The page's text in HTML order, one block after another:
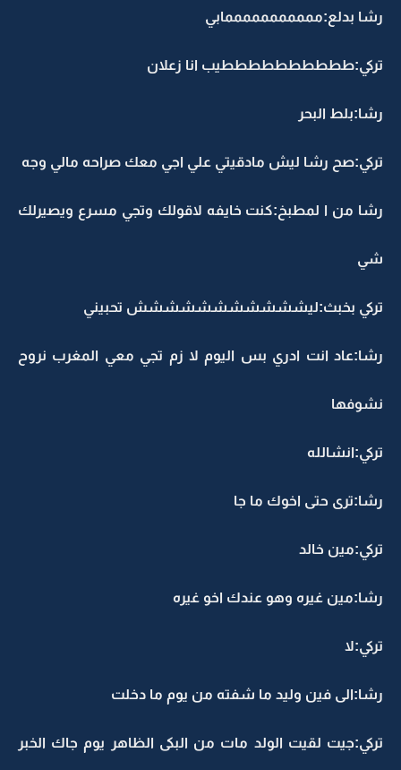
رشا بدلع:مممممممممممابي
تركي:ططططططططططيب انا زعلان
رشا:بلط البحر
تركي:صح رشا ليش مادقيتي علي اجي معك صراحه مالي وجه
رشا من ا لمطبخ:كنت خايفه لاقولك وتجي مسرع ويصيرلك
شي
تركي بخبث:ليششششششششششش تحبيني
رشا:عاد انت ادري بس اليوم لا زم تجي معي المغرب نروح
نشوفها
تركي:انشالله
رشا:ترى حتى اخوك ما جا
تركي:مين خالد
رشا:مين غيره وهو عندك اخو غيره
تركي:لا
رشا:الى فين وليد ما شفته من يوم ما دخلت
تركي:جيت لقيت الولد مات من البكى الظاهر يوم جاك الخبر